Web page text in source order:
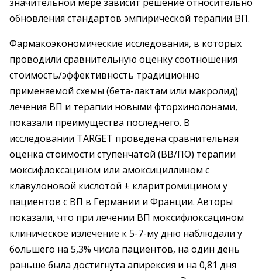
обновления стандартов эмпирической терапии ВП.
Фармакоэкономические исследования, в которых
проводили сравнительную оценку соотношения
стоимость/эффективность традиционно
применяемой схемы (бета-лактам или макролид)
лечения ВП и терапии новыми фторхинолонами,
показали преимущества последнего. В
исследовании TARGET проведена сравнительная
оценка стоимости ступенчатой (ВВ/ПО) терапии
моксифлоксацином или амоксициллином с
клавулоновой кислотой ± кларитромицином у
пациентов с ВП в Германии и Франции. Авторы
показали, что при лечении ВП моксифлоксацином
клиническое излечение к 5-7-му дню наблюдали у
большего на 5,3% числа пациентов, на один день
раньше была достигнута апирексия и на 0,81 дня